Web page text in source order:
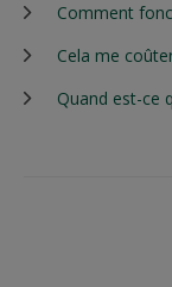
Comment
Cela me
Quand est-ce